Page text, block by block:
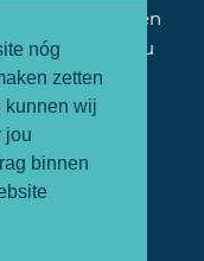
nóg
zetten
kunnen wij
jou
binnen
ons aanmelden
contact met jou